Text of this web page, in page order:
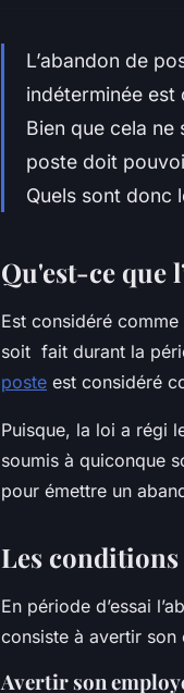
L’abandon de
indéterminée
Bien que cela ne
poste doit
Quels sont donc
Qu'est-ce que
Est considéré
soit fait durant la
poste est considéré
Puisque, la loi a régi
soumis à quiconque
pour émettre un
Les conditions
En période d’essai
consiste à avertir son
Avertir son